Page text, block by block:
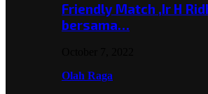
Friendly Match ,Ir H
bersama…
Olah Raga